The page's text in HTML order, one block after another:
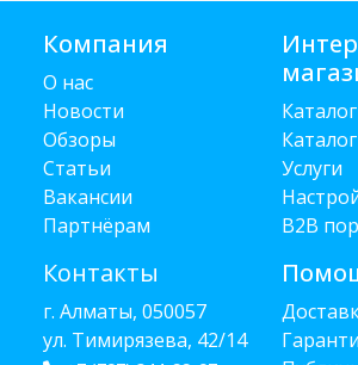
Компания
О нас
Новости
Обзоры
Статьи
Вакансии
Партнёрам
Контакты
г. Алматы, 050057
ул. Тимирязева, 42/14
Услуги
B2B